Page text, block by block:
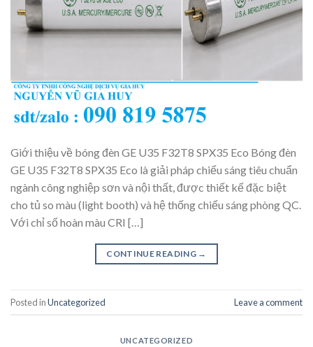
Giới thiệu về bóng đèn GE U35 F32T8 SPX35 Eco Bóng đèn
GE U35 F32T8 SPX35 Eco là giải pháp chiếu sáng tiêu chuẩn
ngành công nghiệp sơn và nội thất, được thiết kế đặc biệt
cho tủ so màu (light booth) và hệ thống chiếu sáng phòng QC.
Với chỉ số hoàn màu CRI […]
CONTINUE READING →
Posted inUncategorized Leave a comment
UNCATEGORIZED